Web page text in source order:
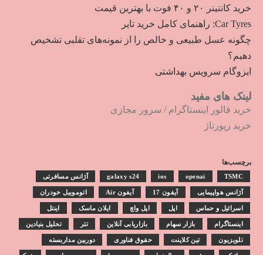
خرید کانتینر ۲۰ و ۴۰ فوت با بهترین قیمت
Car Tyres: راهنمای کامل خرید تایر
چگونه عسل طبیعی و خالص را از نمونه‌های تقلبی تشخیص
دهیم؟
ایزوگام سرویس بهداشتی
لینک های مفید
خرید فالور اینستاگرام / سرور مجازی
خرید رپورتاژ
برچسب‌ها
galaxy s24 ios openai TSMC آژانس مسافرتی
آژانس هواپیمایی آیفون 17 آیفون Air اتوموبیل خودران
اسرائیل و حماس اپل اپل واچ ایلان ماسک اینتل
اینستاگرام بازار سهام بازاریابی آنلاین تتر تحلیل بنیادین
تلویزیون تین کلاینت حقوق فناوری دوربین مداربسته